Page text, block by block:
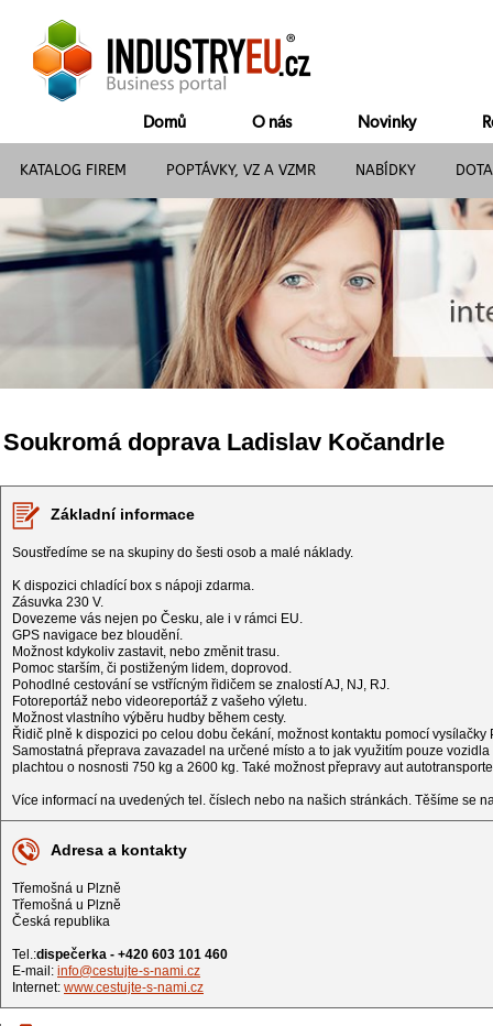
Domů O nás Novinky
KATALOG FIREM POPTÁVKY, VZ A VZMR NABÍDKY
Soukromá doprava Ladislav Kočandrle
Základní informace
Soustředíme se na skupiny do šesti osob a malé náklady.
K dispozici chladící box s nápoji zdarma.
Zásuvka 230 V.
Dovezeme vás nejen po Česku, ale i v rámci EU.
GPS navigace bez bloudění.
Možnost kdykoliv zastavit, nebo změnit trasu.
Pomoc starším, či postiženým lidem, doprovod.
Pohodlné cestování se vstřícným řidičem se znalostí AJ, NJ, RJ.
Fotoreportáž nebo videoreportáž z vašeho výletu.
Možnost vlastního výběru hudby během cesty.
Řidič plně k dispozici po celou dobu čekání, možnost kontaktu pomocí vysílačky
Samostatná přeprava zavazadel na určené místo a to jak využitím pouze
plachtou o nosnosti 750 kg a 2600 kg. Také možnost přepravy aut
Více informací na uvedených tel. číslech nebo na našich stránkách. Těšíme se
Adresa a kontakty
Třemošná u Plzně
Třemošná u Plzně
Česká republika
Tel.:dispečerka - +420 603 101 460
E-mail: info@cestujte-s-nami.cz
Internet: www.cestujte-s-nami.cz